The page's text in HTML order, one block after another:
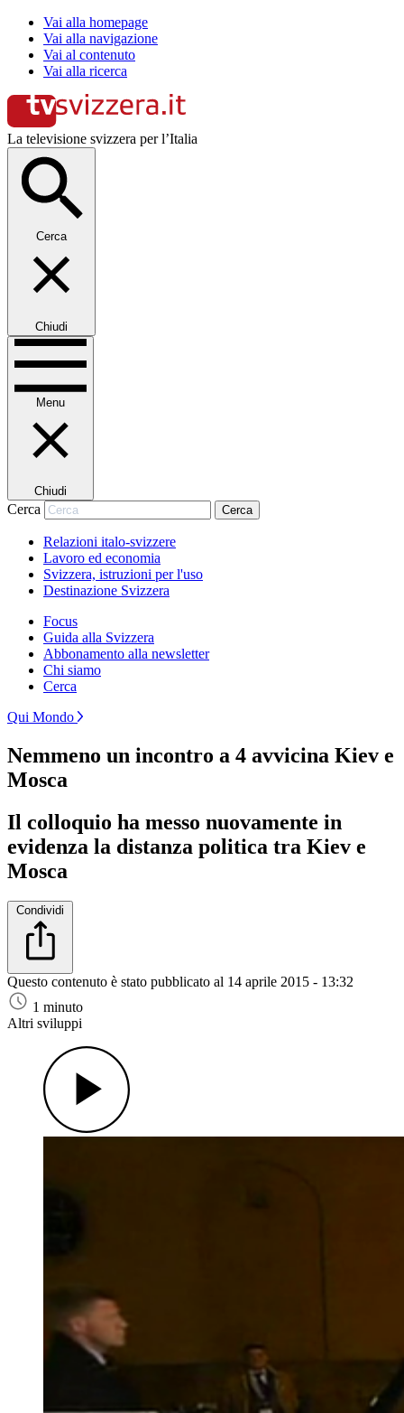
Vai alla homepage
Vai alla navigazione
Vai al contenuto
Vai alla ricerca
La televisione svizzera per l’Italia
Cerca
Chiudi
Menu
Chiudi
Cerca Cerca
Relazioni italo-svizzere
Lavoro ed economia
Svizzera, istruzioni per l'uso
Destinazione Svizzera
Focus
Guida alla Svizzera
Abbonamento alla newsletter
Chi siamo
Cerca
Qui Mondo
Nemmeno un incontro a 4 avvicina Kiev e
Mosca
Il colloquio ha messo nuovamente in
evidenza la distanza politica tra Kiev e
Mosca
Condividi
Questo contenuto è stato pubblicato al 14 aprile 2015 - 13:32
1 minuto
Altri sviluppi